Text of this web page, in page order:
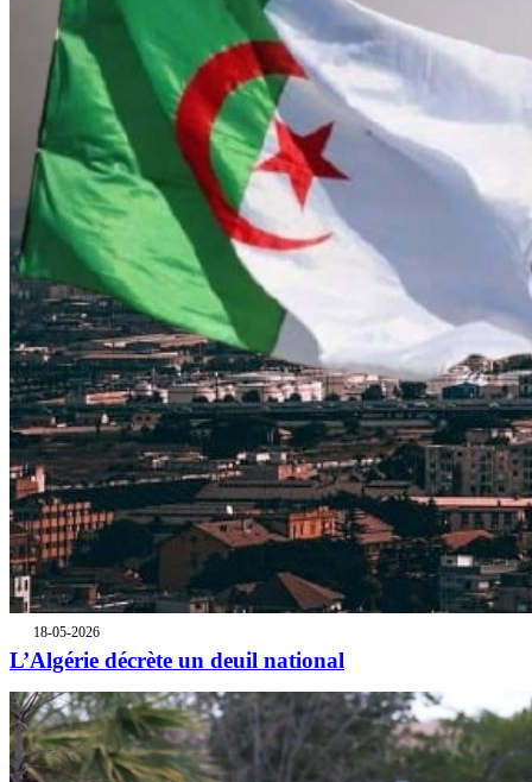
18-05-2026
L’Algérie décrète un deuil national